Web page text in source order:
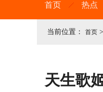
首页 热点
当前位置： 首页 >
天生歌